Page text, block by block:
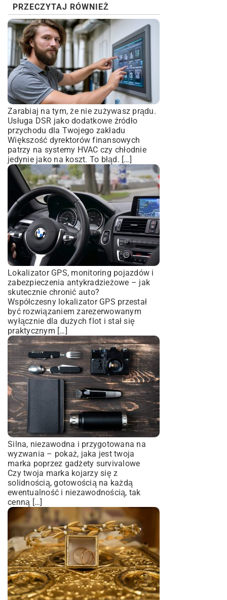
PRZECZYTAJ RÓWNIEŻ
Zarabiaj na tym, że nie zużywasz prądu.
Usługa DSR jako dodatkowe źródło
przychodu dla Twojego zakładu
Większość dyrektorów finansowych
patrzy na systemy HVAC czy chłodnie
jedynie jako na koszt. To błąd. […]
Lokalizator GPS, monitoring pojazdów i
zabezpieczenia antykradzieżowe – jak
skutecznie chronić auto?
Współczesny lokalizator GPS przestał
być rozwiązaniem zarezerwowanym
wyłącznie dla dużych flot i stał się
praktycznym […]
Silna, niezawodna i przygotowana na
wyzwania – pokaż, jaka jest twoja
marka poprzez gadżety survivalowe
Czy twoja marka kojarzy się z
solidnością, gotowością na każdą
ewentualność i niezawodnością, tak
cenną […]